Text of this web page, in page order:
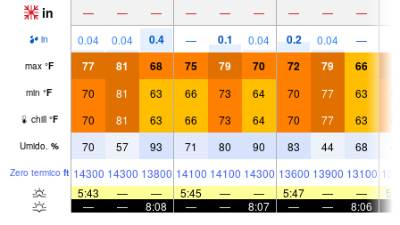
in — — — — — — — — —
in 0.04 0.04 0.4 — 0.1 0.04 0.2 0.04 —
max °F 77 81 68 75 79 70 72 79 66
min °F 70 81 63 66 73 64 70 77 63
chill °F 70 81 63 66 73 64 70 77 63
Umido. % 70 57 93 71 80 90 83 44 68
Zero termico ft 14300 14300 13800 14100 14100 14300 13600 13900 13100
5:43
— — 5:45 — — 5:47 — —
—
— 8:08 — — 8:07 — — 8:06